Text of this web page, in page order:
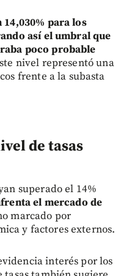
para los
así el umbral que
poco probable
nivel representó una
frente a la subasta
de tasas
superado el 14%
el mercado de
marcado por
y factores externos.
interés por los